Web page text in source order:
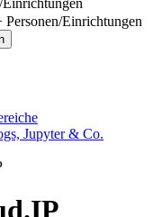
Personen/Einrichtungen
Jupyter & Co.